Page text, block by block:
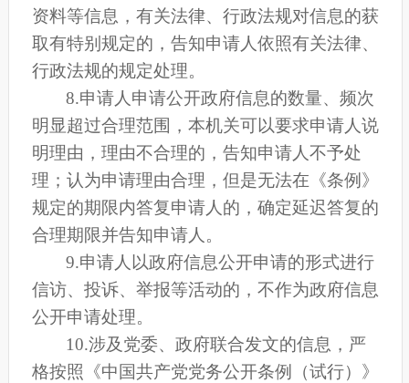
资料等信息，有关法律、行政法规对信息的获
取有特别规定的，告知申请人依照有关法律、
行政法规的规定处理。
8.申请人申请公开政府信息的数量、频次
明显超过合理范围，本机关可以要求申请人说
明理由，理由不合理的，告知申请人不予处
理；认为申请理由合理，但是无法在《条例》
规定的期限内答复申请人的，确定延迟答复的
合理期限并告知申请人。
9.申请人以政府信息公开申请的形式进行
信访、投诉、举报等活动的，不作为政府信息
公开申请处理。
10.涉及党委、政府联合发文的信息，严
格按照《中国共产党党务公开条例（试行）》